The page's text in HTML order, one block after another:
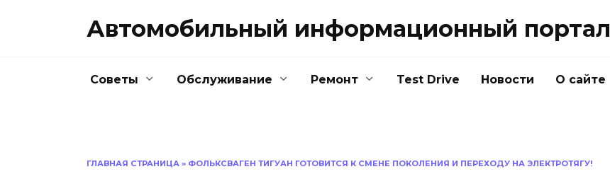
Автомобильный информационный портал
Советы Обслуживание Ремонт Test Drive Новости О сайте
ГЛАВНАЯ СТРАНИЦА » ФОЛЬКСВАГЕН ТИГУАН ГОТОВИТСЯ К СМЕНЕ ПОКОЛЕНИЯ И ПЕРЕХОДУ НА ЭЛЕКТРОТЯГУ!